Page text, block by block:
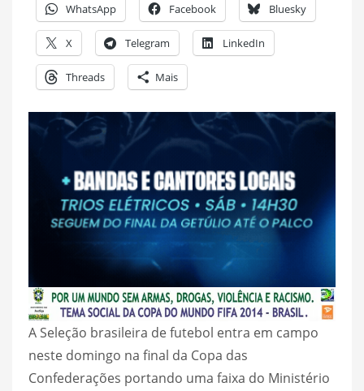
WhatsApp Facebook Bluesky
X Telegram LinkedIn
Threads Mais
A Seleção brasileira de futebol entra em campo
neste domingo na final da Copa das
Confederações portando uma faixa do Ministério